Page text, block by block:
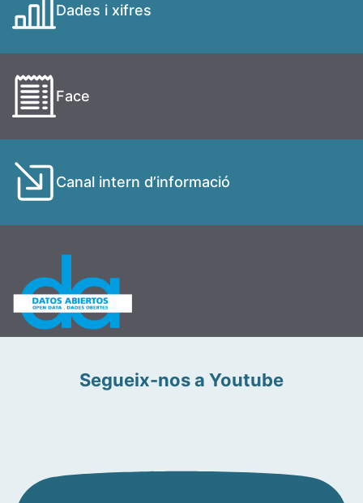
Dades i xifres
Face
Canal intern d’informació
Segueix-nos a Youtube